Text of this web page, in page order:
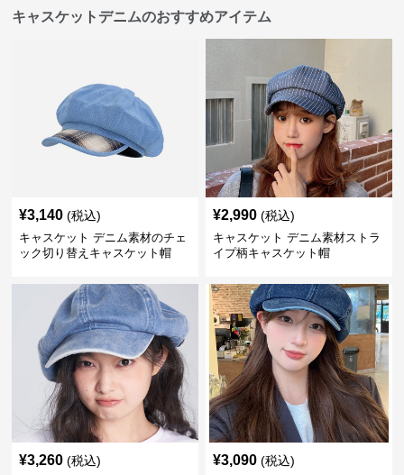
キャスケットデニムのおすすめアイテム
¥3,140 (税込)
キャスケット デニム素材のチェ
ック切り替えキャスケット帽
¥2,990 (税込)
キャスケット デニム素材ストラ
イプ柄キャスケット帽
¥3,260 (税込) ¥3,090 (税込)